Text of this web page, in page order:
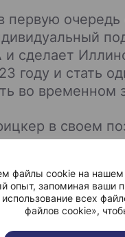
файлы cookie на нашем
опыт, запоминая ваши
всех
файлов cookie»,
очередь
году и стать
во временном
в своем